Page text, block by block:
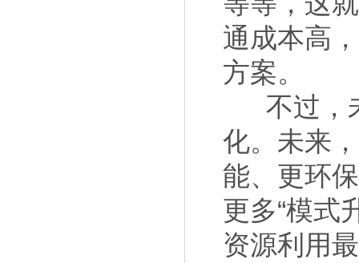
通成本高
方案。
不过，
化。 未来
能、更环
更多“模式
资源利用